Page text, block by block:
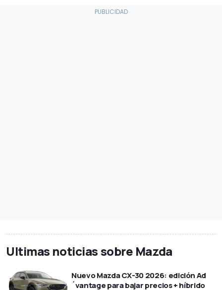
Ultimas noticias sobre Mazda
Nuevo Mazda CX-30 2026: edición Ad
´vantage para bajar precios + híbrido